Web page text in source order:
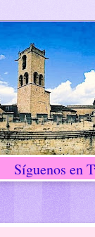
Síguenos en